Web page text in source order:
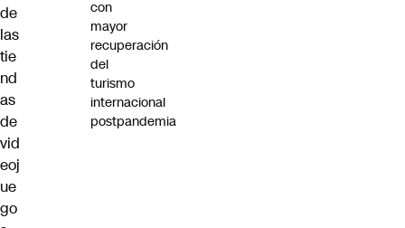
de
las
tie
nd
as
de
vid
eoj
ue
go
con
mayor
recuperación
del
turismo
internacional
postpandemia